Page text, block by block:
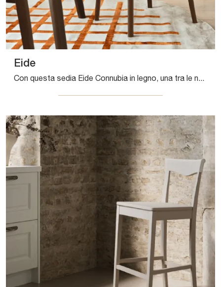
Eide
Con questa sedia Eide Connubia in legno, una tra le nostre sedute fisse classiche, potrai impreziosire i tuoi interni.